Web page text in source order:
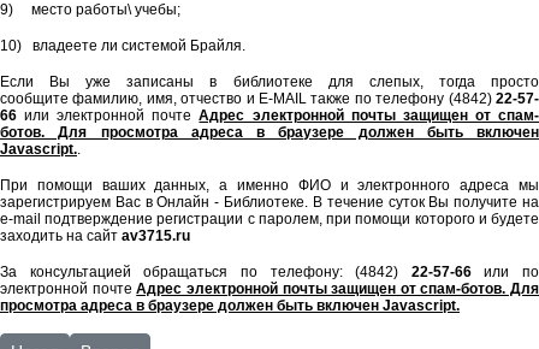
9) место работы\ учебы;
10) владеете ли системой Брайля.
Если Вы уже записаны в библиотеке для слепых, тогда просто
сообщите фамилию, имя, отчество и E-MAIL также по телефону (4842) 22-57-
66 или электронной почтеАдрес электронной почты защищен от спам-
ботов. Для просмотра адреса в браузере должен быть включен
Javascript..
При помощи ваших данных, а именно ФИО и электронного адреса мы
зарегистрируем Вас в Онлайн - Библиотеке. В течение суток Вы получите на
е-mail подтверждение регистрации с паролем, при помощи которого и будете
заходить на сайт av3715.ru
За консультацией обращаться по телефону: (4842) 22-57-66или по
электронной почтеАдрес электронной почты защищен от спам-ботов. Для
просмотра адреса в браузере должен быть включен Javascript.